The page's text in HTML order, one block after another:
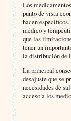
Los
punto de vista
hacen
médico y
que las
tener un
la distribución de
La principal
desajuste que se
necesidades de
acceso a los